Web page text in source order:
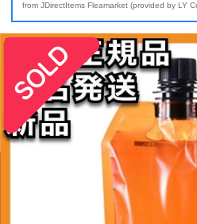
from JDirectItems Fleamarket (provided by LY